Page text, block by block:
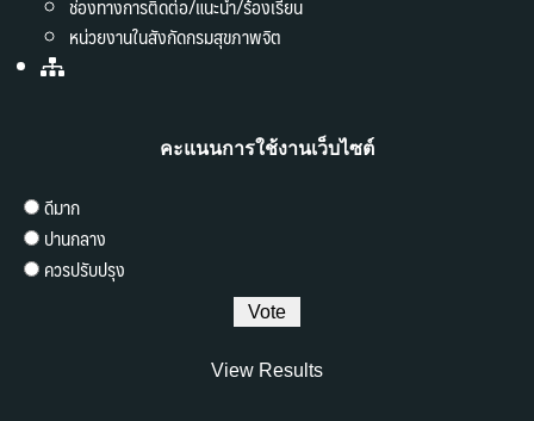
ช่องทางการติดต่อ/แนะนำ/ร้องเรียน
หน่วยงานในสังกัดกรมสุขภาพจิต
คะแนนการใช้งานเว็บไซต์
ดีมาก
ปานกลาง
ควรปรับปรุง
View Results